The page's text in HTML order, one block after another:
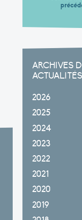
ARCHIVES
ACTUALITÉS
2026
2025
2024
2023
2022
2021
2020
2019